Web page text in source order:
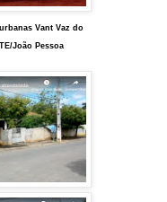
Vant Vaz do
João Pessoa